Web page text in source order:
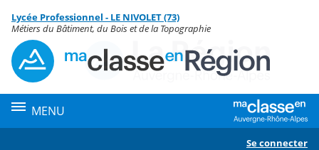
Menu de la rubrique
Contenu
Lycée Professionnel - LE NIVOLET (73)
Métiers du Bâtiment, du Bois et de la Topographie
MENU
Se connecter